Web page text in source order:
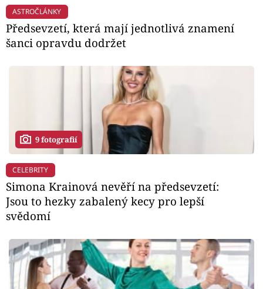
ASTROČLÁNKY
Předsevzetí, která mají jednotlivá znamení
šanci opravdu dodržet
9 fotografií
CELEBRITY
Simona Krainová nevěří na předsevzetí:
Jsou to hezky zabalený kecy pro lepší
svědomí